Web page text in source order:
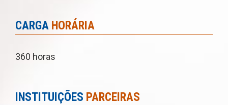
CARGA HORÁRIA
360 horas
INSTITUIÇÕES PARCEIRAS